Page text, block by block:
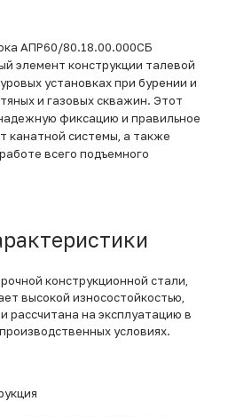
АПР60/80.18.00.000СБ
элемент конструкции талевой
установках при бурении и
и газовых скважин. Этот
фиксацию и правильное
канатной системы, а также
всего подъемного
конструкционной стали,
высокой износостойкостью,
рассчитана на эксплуатацию в
условиях.